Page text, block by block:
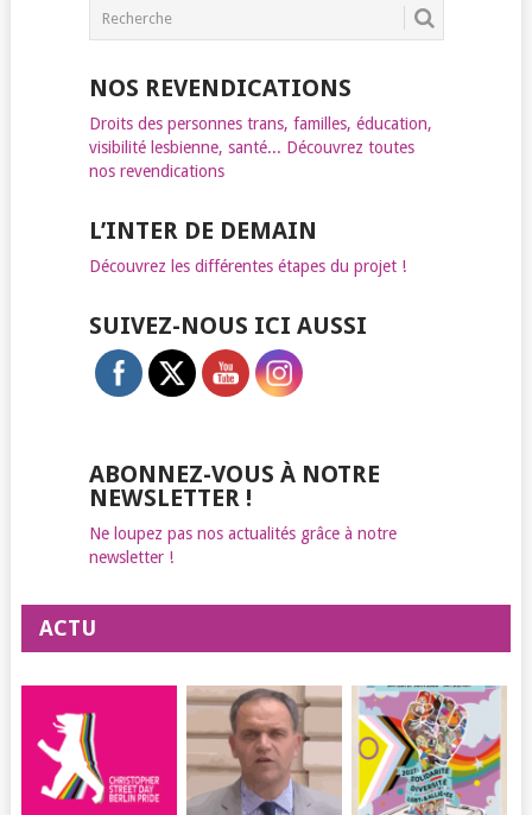
NOS REVENDICATIONS
Droits des personnes trans, familles, éducation,
visibilité lesbienne, santé... Découvrez toutes
nos revendications
L’INTER DE DEMAIN
Découvrez les différentes étapes du projet !
SUIVEZ-NOUS ICI AUSSI
ABONNEZ-VOUS À NOTRE
NEWSLETTER !
Ne loupez pas nos actualités grâce à notre
newsletter !
ACTU